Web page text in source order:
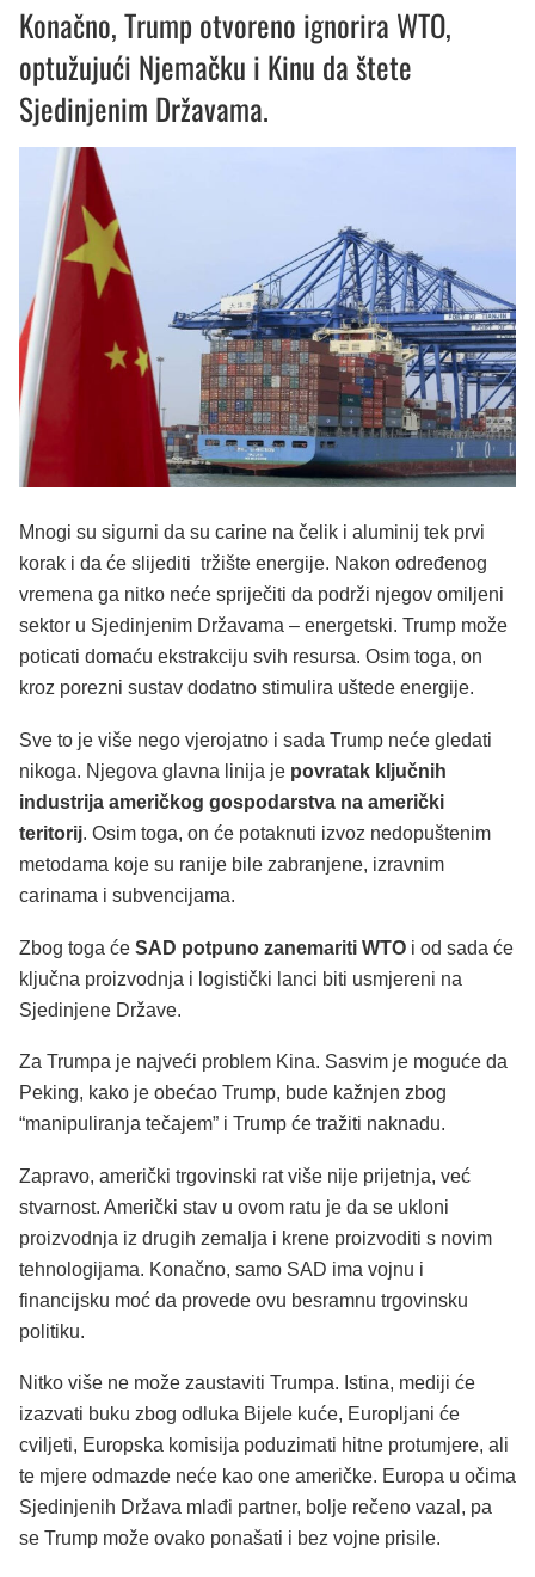
Konačno, Trump otvoreno ignorira WTO,
optužujući Njemačku i Kinu da štete
Sjedinjenim Državama.
Mnogi su sigurni da su carine na čelik i aluminij tek prvi
korak i da će slijediti tržište energije. Nakon određenog
vremena ga nitko neće spriječiti da podrži njegov omiljeni
sektor u Sjedinjenim Državama – energetski. Trump može
poticati domaću ekstrakciju svih resursa. Osim toga, on
kroz porezni sustav dodatno stimulira uštede energije.
Sve to je više nego vjerojatno i sada Trump neće gledati
nikoga. Njegova glavna linija je povratak ključnih
industrija američkog gospodarstva na američki
teritorij. Osim toga, on će potaknuti izvoz nedopuštenim
metodama koje su ranije bile zabranjene, izravnim
carinama i subvencijama.
Zbog toga će SAD potpuno zanemariti WTO i od sada će
ključna proizvodnja i logistički lanci biti usmjereni na
Sjedinjene Države.
Za Trumpa je najveći problem Kina. Sasvim je moguće da
Peking, kako je obećao Trump, bude kažnjen zbog
“manipuliranja tečajem” i Trump će tražiti naknadu.
Zapravo, američki trgovinski rat više nije prijetnja, već
stvarnost. Američki stav u ovom ratu je da se ukloni
proizvodnja iz drugih zemalja i krene proizvoditi s novim
tehnologijama. Konačno, samo SAD ima vojnu i
financijsku moć da provede ovu besramnu trgovinsku
politiku.
Nitko više ne može zaustaviti Trumpa. Istina, mediji će
izazvati buku zbog odluka Bijele kuće, Europljani će
cviljeti, Europska komisija poduzimati hitne protumjere, ali
te mjere odmazde neće kao one američke. Europa u očima
Sjedinjenih Država mlađi partner, bolje rečeno vazal, pa
se Trump može ovako ponašati i bez vojne prisile.